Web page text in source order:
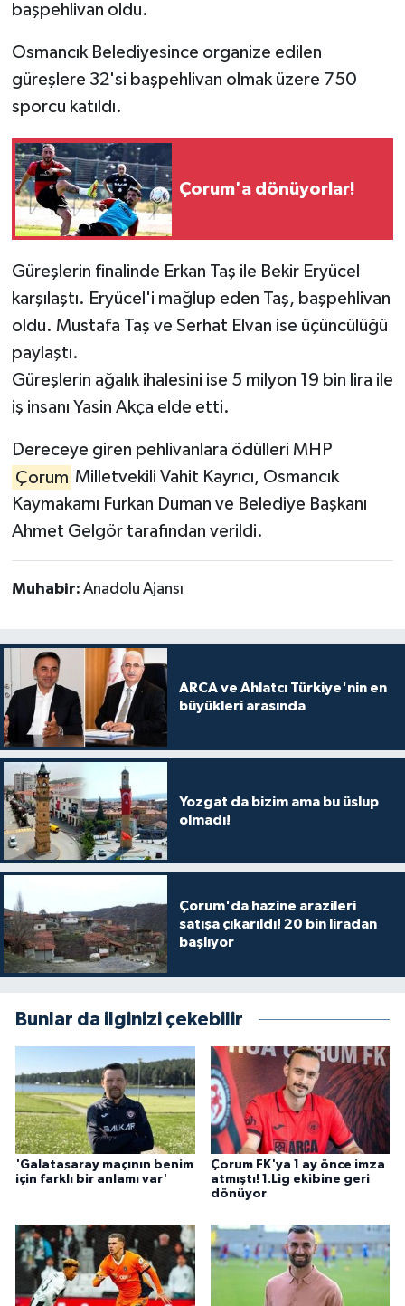
başpehlivan oldu.
Osmancık Belediyesince organize edilen
güreşlere 32'si başpehlivan olmak üzere 750
sporcu katıldı.
Çorum'a dönüyorlar!
Güreşlerin finalinde Erkan Taş ile Bekir Eryücel
karşılaştı. Eryücel'i mağlup eden Taş, başpehlivan
oldu. Mustafa Taş ve Serhat Elvan ise üçüncülüğü
paylaştı.
Güreşlerin ağalık ihalesini ise 5 milyon 19 bin lira ile
iş insanı Yasin Akça elde etti.
Dereceye giren pehlivanlara ödülleri MHP
Çorum Milletvekili Vahit Kayrıcı, Osmancık
Kaymakamı Furkan Duman ve Belediye Başkanı
Ahmet Gelgör tarafından verildi.
Muhabir: Anadolu Ajansı
ARCA ve Ahlatcı Türkiye'nin en
büyükleri arasında
Yozgat da bizim ama bu üslup
olmadı!
Çorum'da hazine arazileri
satışa çıkarıldı! 20 bin liradan
başlıyor
Bunlar da ilginizi çekebilir
'Galatasaray maçının benim
için farklı bir anlamı var'
Çorum FK'ya 1 ay önce imza
atmıştı! 1.Lig ekibine geri
dönüyor